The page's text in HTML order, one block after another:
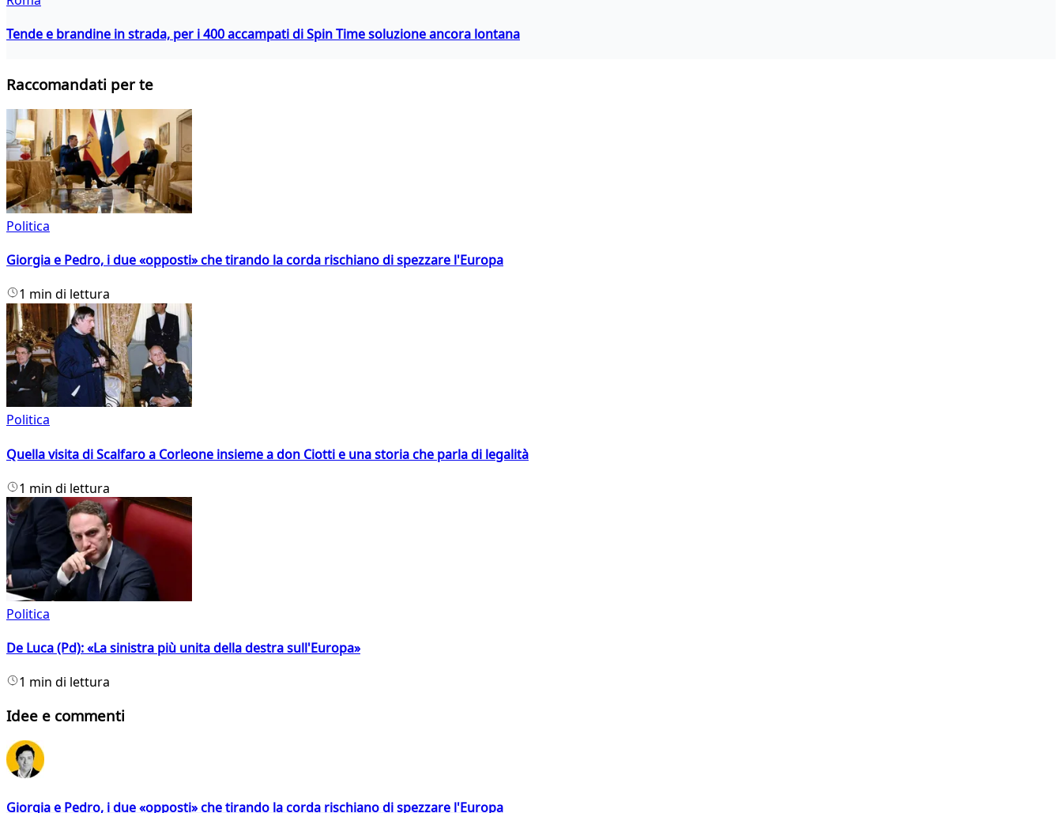
Tende e brandine in strada, per i 400 accampati di Spin Time soluzione ancora lontana
Raccomandati per te
Politica
Giorgia e Pedro, i due «opposti» che tirando la corda rischiano di spezzare l'Europa
1 min di lettura
Politica
Quella visita di Scalfaro a Corleone insieme a don Ciotti e una storia che parla di legalità
1 min di lettura
Politica
De Luca (Pd): «La sinistra più unita della destra sull'Europa»
1 min di lettura
Idee e commenti
Giorgia e Pedro, i due «opposti» che tirando la corda rischiano di spezzare l'Europa